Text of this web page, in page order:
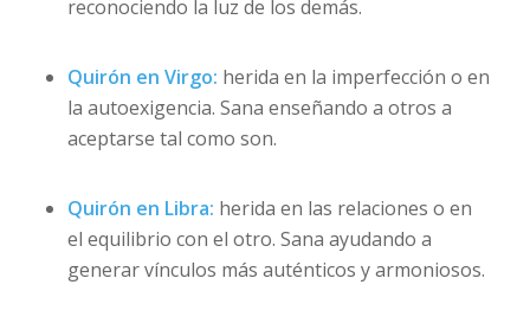
reconociendo la luz de los demás.
Quirón en Virgo: herida en la imperfección o en
la autoexigencia. Sana enseñando a otros a
aceptarse tal como son.
Quirón en Libra: herida en las relaciones o en
el equilibrio con el otro. Sana ayudando a
generar vínculos más auténticos y armoniosos.